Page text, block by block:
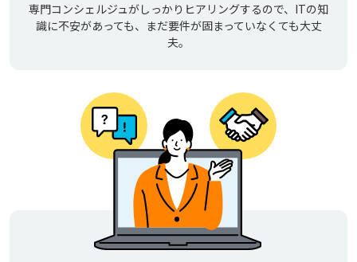
専門コンシェルジュがしっかりヒアリングするので、ITの知
識に不安があっても、まだ要件が固まっていなくても大丈
夫。